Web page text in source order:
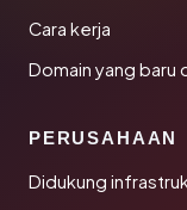
Cara kerja
Domain yang baru
PERUSAHAAN
Didukung